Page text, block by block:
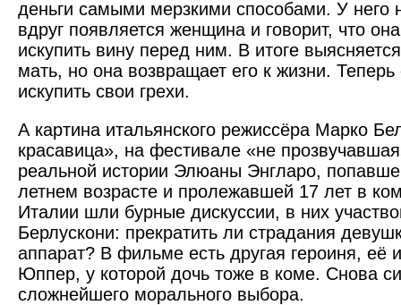
деньги самыми мерз­кими способами. У него
вдруг появляется женщина и говорит, что
искупить вину перед ним. В итоге
мать, но она возвращает его к жизни.
искупить свои грехи.
А картина итальянского режиссёра Марко
красавица», на фестивале «не
реальной истории Элюаны Энгларо,
летнем возрасте и пролежавшей 17 лет в
Италии шли бурные дискуссии, в них
Берлускони: прекратить ли страдания
аппарат? В фильме есть другая героиня, её
Юппер, у которой дочь тоже в коме. Снова
сложнейшего морального выбора.